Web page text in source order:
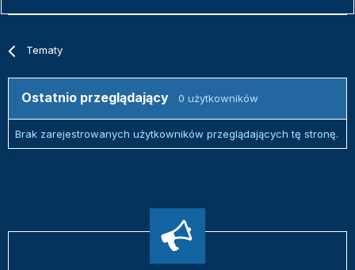
Tematy
Ostatnio przeglądający 0 użytkowników
Brak zarejestrowanych użytkowników przeglądających tę stronę.